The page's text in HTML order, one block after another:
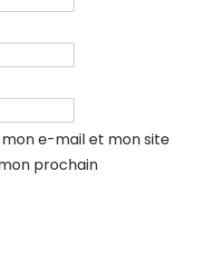
e-mail et mon site
prochain